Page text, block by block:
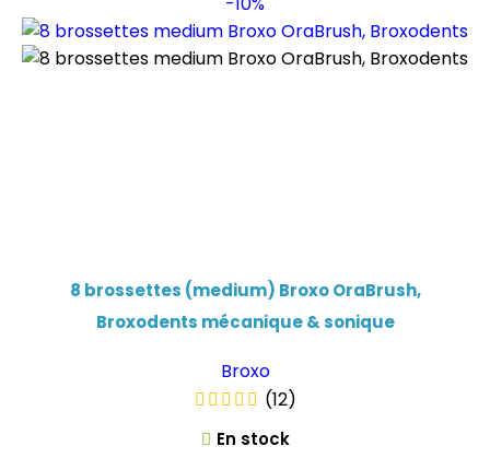
8 brossettes (medium) Broxo OraBrush,
Broxodents mécanique & sonique
Broxo
(12)
En stock